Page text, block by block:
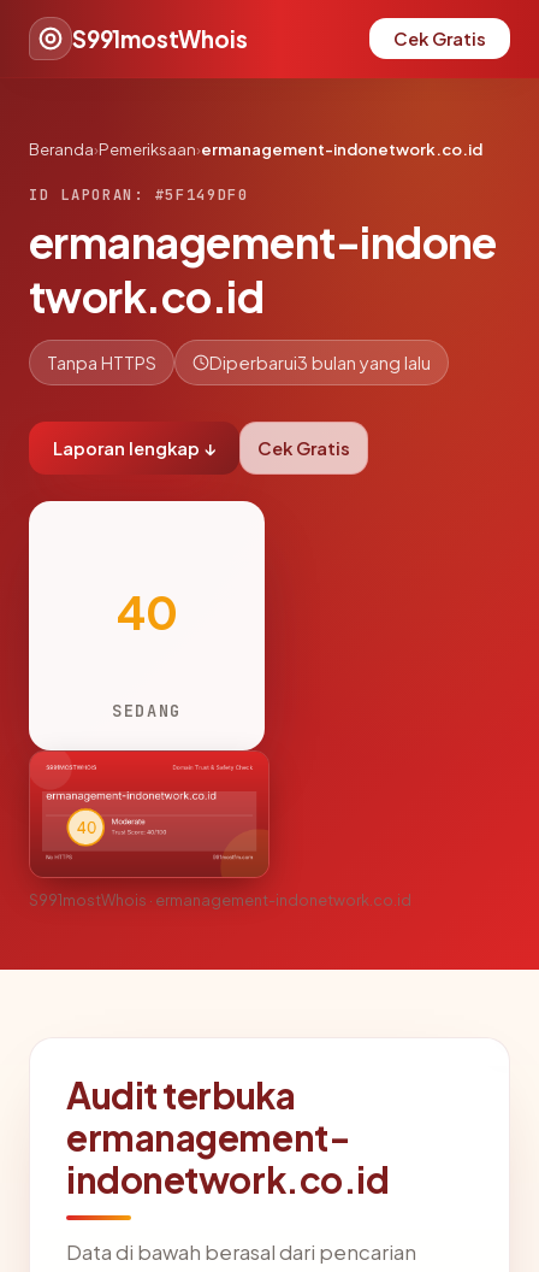
S991mostWhois Cek Gratis
Beranda›Pemeriksaan›ermanagement-indonetwork.co.id
ID LAPORAN: #5F149DF0
ermanagement-indone
twork.co.id
Tanpa HTTPS Diperbarui3 bulan yang lalu
Laporan lengkap ↓ Cek Gratis
40
SEDANG
S991mostWhois · ermanagement-indonetwork.co.id
Audit terbuka
ermanagement-
indonetwork.co.id
Data di bawah berasal dari pencarian